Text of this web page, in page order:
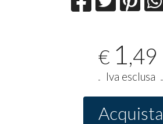
€ 1,49
Iva esclusa
Acquista